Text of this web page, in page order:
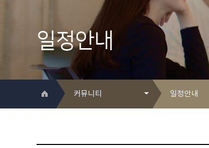
대학일자리개발원
일정안내
커뮤니티
취업성공지원과
일정안내
자유게시판